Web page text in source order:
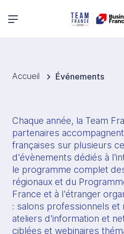
Menu principal
Accueil Événements
Chaque année, la Team
partenaires
françaises sur plusieurs
d'évènements dédiés à
le programme complet
régionaux et du
France et à l'étranger
: salons professionnels et
ateliers d'information et
ciblées et webinaires